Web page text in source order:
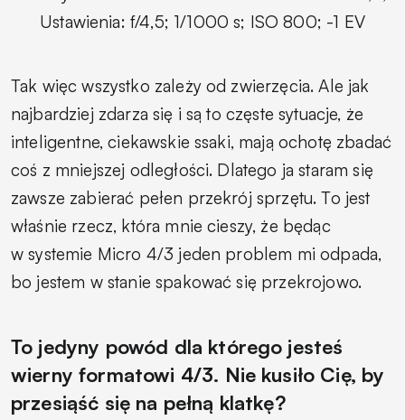
Ustawienia: f/4,5; 1/1000 s; ISO 800; -1 EV
Tak więc wszystko zależy od zwierzęcia. Ale jak
najbardziej zdarza się i są to częste sytuacje, że
inteligentne, ciekawskie ssaki, mają ochotę zbadać
coś z mniejszej odległości. Dlatego ja staram się
zawsze zabierać pełen przekrój sprzętu. To jest
właśnie rzecz, która mnie cieszy, że będąc
w systemie Micro 4/3 jeden problem mi odpada,
bo jestem w stanie spakować się przekrojowo.
To jedyny powód dla którego jesteś
wierny formatowi 4/3. Nie kusiło Cię, by
przesiąść się na pełną klatkę?